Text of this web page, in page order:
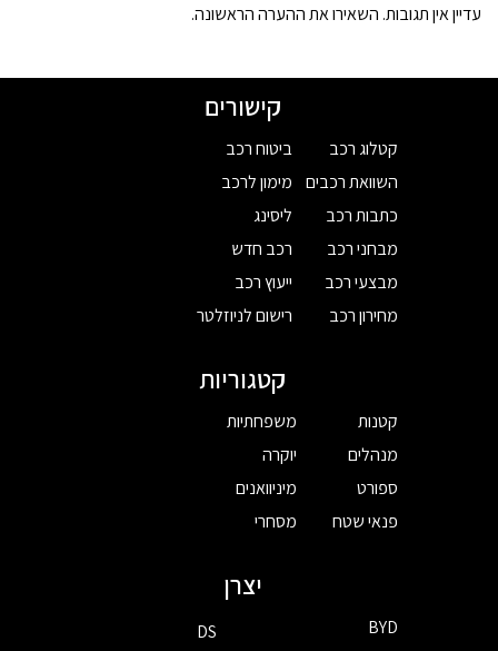
עדיין אין תגובות. השאירו את ההערה הראשונה.
קישורים
קטלוג רכב
השוואת רכבים
כתבות רכב
מבחני רכב
מבצעי רכב
מחירון רכב
ביטוח רכב
מימון לרכב
ליסינג
רכב חדש
ייעוץ רכב
רישום לניוזלטר
קטגוריות
קטנות
מנהלים
ספורט
פנאי שטח
משפחתיות
יוקרה
מיניוואנים
מסחרי
יצרן
BYD
DS